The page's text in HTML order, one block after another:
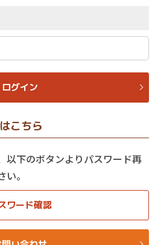
ログイン
こちら
以下のボタンよりパスワード再
。
ワード確認